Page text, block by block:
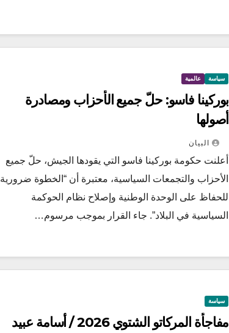
سياسة عالمية
بوركينا فاسو: حلّ جميع الأحزاب ومصادرة
أصولها
البيان
أعلنت حكومة بوركينا فاسو التي يقودها الجيش، حلّ جميع
الأحزاب والتجمعات السياسية، معتبرة أن “الخطوة ضرورية
للحفاظ على الوحدة الوطنية وإصلاح نظام الحوكمة
السياسية في البلاد”. جاء القرار بموجب مرسوم…
سياسة
مفاجأة المركاتو الشتوي 2026 / أسامة عبيد